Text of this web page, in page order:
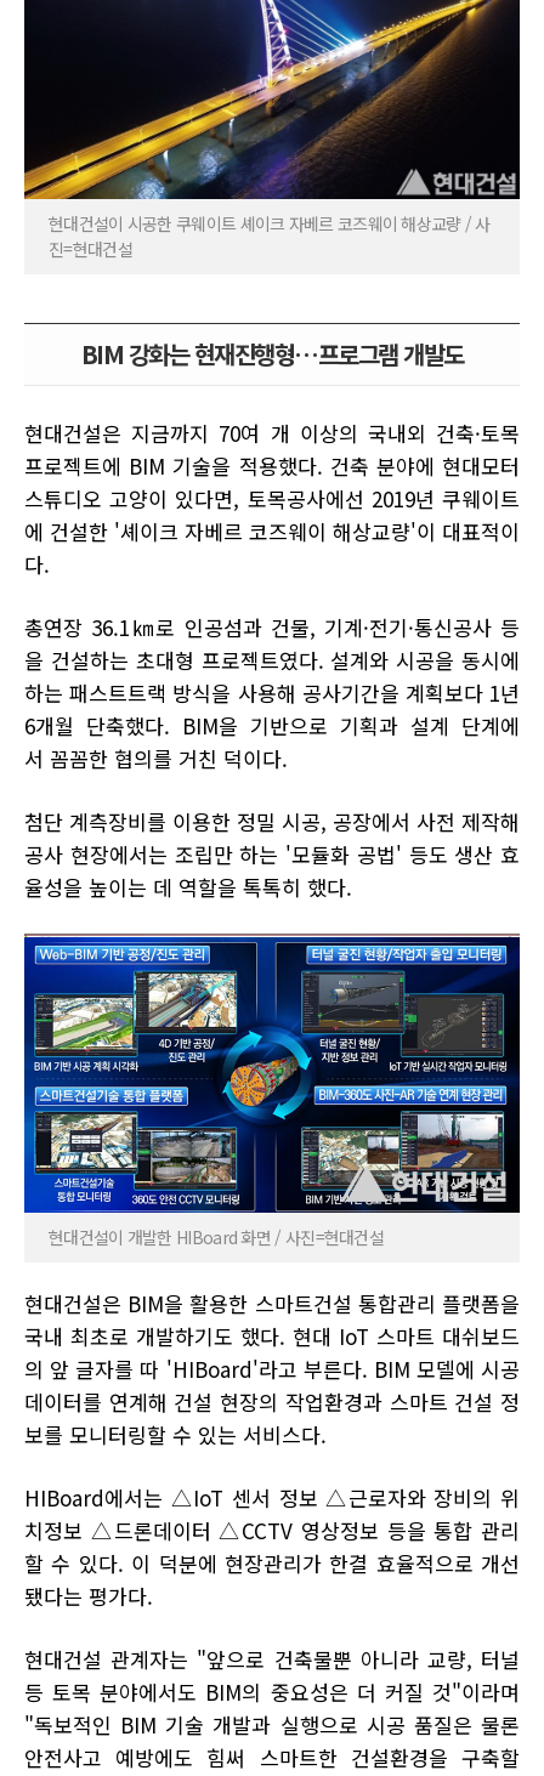
현대건설이 시공한 쿠웨이트 셰이크 자베르 코즈웨이 해상교량 / 사
진=현대건설
BIM 강화는 현재진행형…프로그램 개발도
현대건설은 지금까지 70여 개 이상의 국내외 건축·토목
프로젝트에 BIM 기술을 적용했다. 건축 분야에 현대모터
스튜디오 고양이 있다면, 토목공사에선 2019년 쿠웨이트
에 건설한 '셰이크 자베르 코즈웨이 해상교량'이 대표적이
다.
총연장 36.1㎞로 인공섬과 건물, 기계·전기·통신공사 등
을 건설하는 초대형 프로젝트였다. 설계와 시공을 동시에
하는 패스트트랙 방식을 사용해 공사기간을 계획보다 1년
6개월 단축했다. BIM을 기반으로 기획과 설계 단계에
서 꼼꼼한 협의를 거친 덕이다.
첨단 계측장비를 이용한 정밀 시공, 공장에서 사전 제작해
공사 현장에서는 조립만 하는 '모듈화 공법' 등도 생산 효
율성을 높이는 데 역할을 톡톡히 했다.
현대건설이 개발한 HIBoard 화면 / 사진=현대건설
현대건설은 BIM을 활용한 스마트건설 통합관리 플랫폼을
국내 최초로 개발하기도 했다. 현대 IoT 스마트 대쉬보드
의 앞 글자를 따 'HIBoard'라고 부른다. BIM 모델에 시공
데이터를 연계해 건설 현장의 작업환경과 스마트 건설 정
보를 모니터링할 수 있는 서비스다.
HIBoard에서는 △IoT 센서 정보 △근로자와 장비의 위
치정보 △드론데이터 △CCTV 영상정보 등을 통합 관리
할 수 있다. 이 덕분에 현장관리가 한결 효율적으로 개선
됐다는 평가다.
현대건설 관계자는 "앞으로 건축물뿐 아니라 교량, 터널
등 토목 분야에서도 BIM의 중요성은 더 커질 것"이라며
"독보적인 BIM 기술 개발과 실행으로 시공 품질은 물론
안전사고 예방에도 힘써 스마트한 건설환경을 구축할